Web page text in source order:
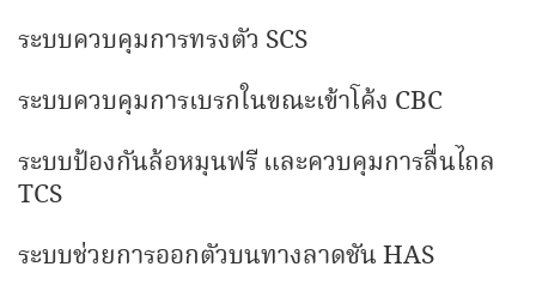
ระบบควบคุมการทรงตัว SCS
ระบบควบคุมการเบรกในขณะเข้าโค้ง CBC
ระบบป้องกันล้อหมุนฟรี และควบคุมการลื่นไถล
TCS
ระบบช่วยการออกตัวบนทางลาดชัน HAS